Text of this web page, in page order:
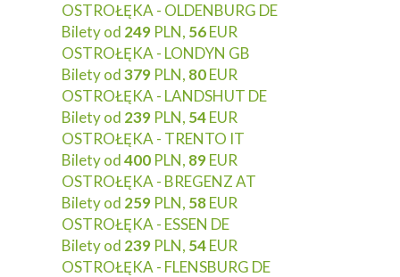
OSTROŁĘKA - OLDENBURG DE
Bilety od 249 PLN, 56EUR
OSTROŁĘKA - LONDYN GB
Bilety od379 PLN, 80EUR
OSTROŁĘKA - LANDSHUT DE
Bilety od 239 PLN, 54EUR
OSTROŁĘKA - TRENTO IT
Bilety od400 PLN, 89EUR
OSTROŁĘKA - BREGENZ AT
Bilety od 259 PLN, 58EUR
OSTROŁĘKA - ESSEN DE
Bilety od 239 PLN, 54EUR
OSTROŁĘKA - FLENSBURG DE